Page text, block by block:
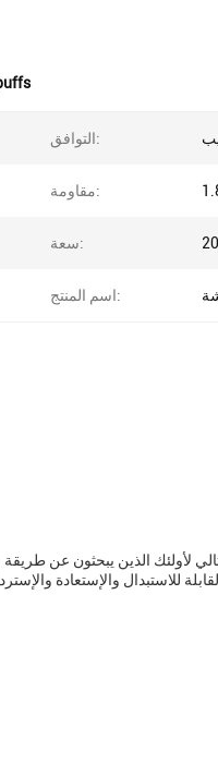
التوافق:
مقاومة:
سعة:
اسم المنتج:
لأولئك الذين يبحثون عن
من 106 * 43.5*225أدواتنا القابلة